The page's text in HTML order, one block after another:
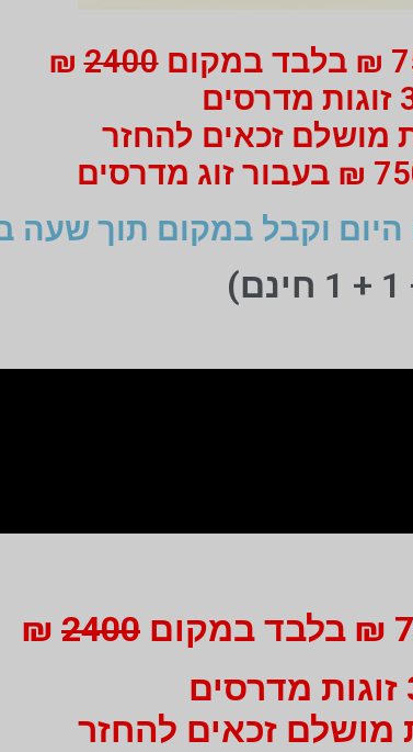
2400
₪
מושלם זכאים להחזר
היום וקבל במקום תוך שעה
2400
₪
מושלם זכאים להחזר